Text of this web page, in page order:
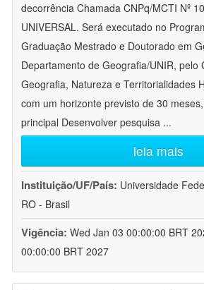
decorrência Chamada CNPq/MCTI Nº
UNIVERSAL. Será executado no
Graduação Mestrado e Doutorado em
Departamento de Geografia/UNIR, pelo
Geografia, Natureza e Territorialidades
com um horizonte previsto de 30
principal Desenvolver pesquisa ...
leia mais
Instituição/UF/País: Universidade
RO - Brasil
Vigência: Wed Jan 03 00:00:00 BRT
00:00:00 BRT 2027